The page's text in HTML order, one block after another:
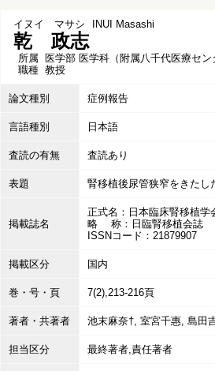
イヌイ マサシ INUI Masashi
乾 政志
所属 医学部 医学科（附属八千代医療セン
職種 教授
論文種別 症例報告
言語種別 日本語
査読の有無 査読あり
表題 腎移植後尿管狭窄をきたし
掲載誌名
正式名：日本臨床腎移植学
略 称：日臨腎移植会誌
ISSNコード：21879907
掲載区分 国内
巻・号・頁 7(2),213-216頁
著者・共著者 池末麻奈†, 室宮千惠, 島田
担当区分 最終著者,責任著者